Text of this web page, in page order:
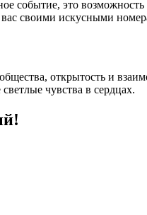
событие, это
своими искусными
открытость и
чувства в сердцах.